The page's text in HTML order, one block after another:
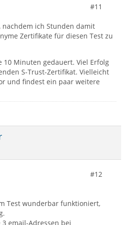
#11
nachdem ich Stunden damit
Zertifikate für diesen Test zu
10 Minuten gedauert. Viel Erfolg
S-Trust-Zertifikat. Vielleicht
und findest ein paar weitere
#12
Test wunderbar funktioniert,
email-Adressen bei